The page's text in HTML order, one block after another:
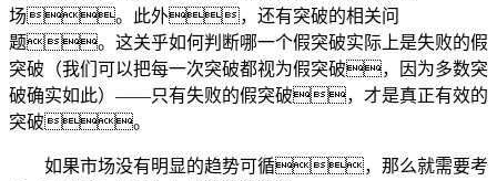
场。此外，还有突破的相关问
题。这关乎如何判断哪一个假突破实际上是失败的假
突破（我们可以把每一次突破都视为假突破，因为多数突
破确实如此）——只有失败的假突破，才是真正有效的
突破。
如果市场没有明显的趋势可循，那么就需要考